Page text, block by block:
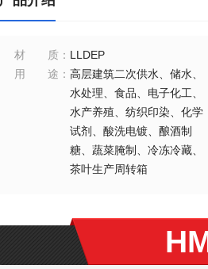
材质 ： LLDEP
用途 ： 高层建筑二次供水、储水、
水处理、食品、电子化工、
水产养殖、纺织印染、化学
试剂、酸洗电镀、酿酒制
糖、蔬菜腌制、冷冻冷藏、
茶叶生产周转箱